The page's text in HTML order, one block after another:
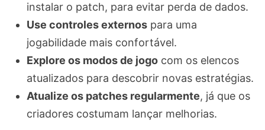
instalar o patch, para evitar perda de dados.
Use controles externospara uma
jogabilidade mais confortável.
Explore os modos de jogocom os elencos
atualizados para descobrir novas estratégias.
Atualize os patches regularmente, já que os
criadores costumam lançar melhorias.